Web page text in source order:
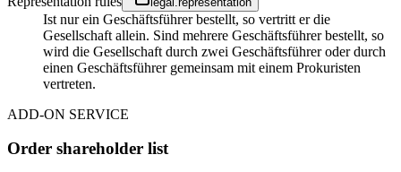
Ist nur ein Geschäftsführer bestellt, so vertritt er die
Gesellschaft allein. Sind mehrere Geschäftsführer bestellt, so
wird die Gesellschaft durch zwei Geschäftsführer oder durch
einen Geschäftsführer gemeinsam mit einem Prokuristen
vertreten.
ADD-ON SERVICE
Order shareholder list